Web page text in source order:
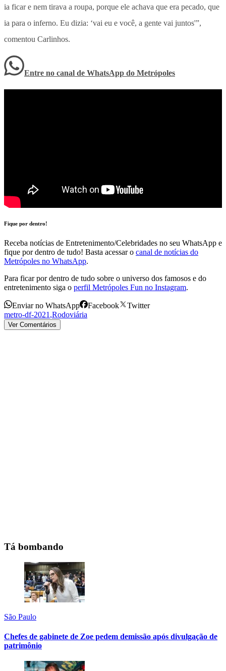
ia ficar e nem tirava a roupa, porque ele achava que era pecado, que
ia para o inferno. Eu dizia: ‘vai eu e você, a gente vai juntos'”,
comentou Carlinhos.
Entre no canal de WhatsApp do Metrópoles
Fique por dentro!
Receba notícias de Entretenimento/Celebridades no seu WhatsApp e
fique por dentro de tudo! Basta acessar o canal de notícias do
Metrópoles no WhatsApp.
Para ficar por dentro de tudo sobre o universo dos famosos e do
entretenimento siga o perfil Metrópoles Fun no Instagram.
Enviar no WhatsApp Facebook
Twitter
metro-df-2021,Rodoviária
Ver Comentários
Tá bombando
São Paulo
Chefes de gabinete de Zoe pedem demissão após divulgação de
patrimônio